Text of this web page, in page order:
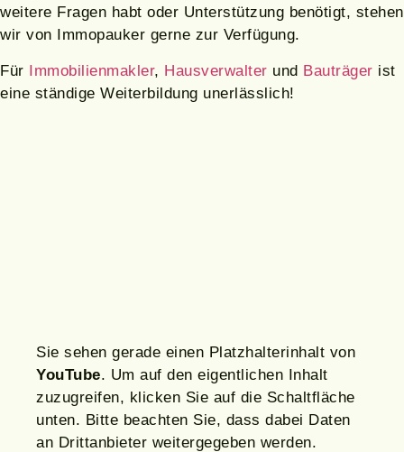
weitere Fragen habt oder Unterstützung benötigt, stehen
wir von Immopauker gerne zur Verfügung.
Für Immobilienmakler, Hausverwalter und Bauträger ist
eine ständige Weiterbildung unerlässlich!
Sie sehen gerade einen Platzhalterinhalt von
YouTube. Um auf den eigentlichen Inhalt
zuzugreifen, klicken Sie auf die Schaltfläche
unten. Bitte beachten Sie, dass dabei Daten
an Drittanbieter weitergegeben werden.